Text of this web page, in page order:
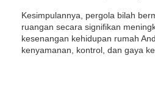
Kesimpulannya, pergola bilah
ruangan secara signifikan
kesenangan kehidupan rumah
kenyamanan, kontrol, dan gaya